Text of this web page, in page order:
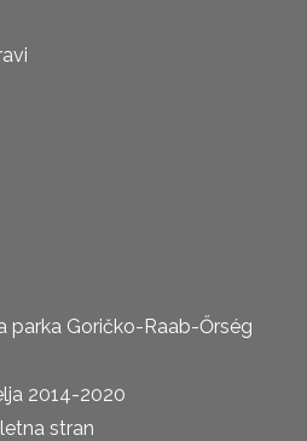
parka Goričko-Raab-Őrség
2014-2020
stran